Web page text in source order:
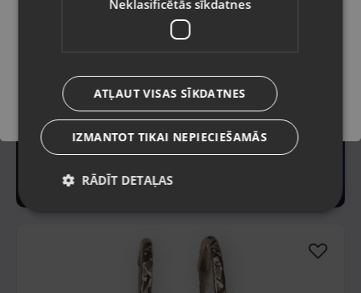
Saglabāt
Neklasificētās sīkdatnes
ATĻAUT VISAS SĪKDATNES
IZMANTOT TIKAI NEPIECIEŠAMĀS
RĀDĪT DETAĻAS